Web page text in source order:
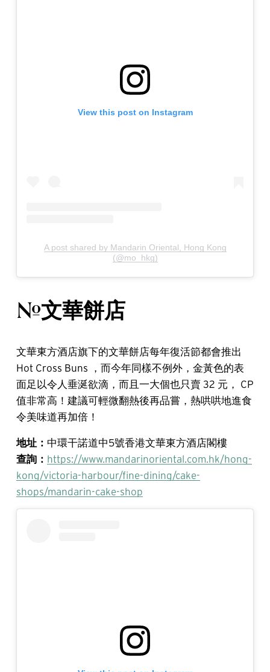
View this post on Instagram
A post shared by Mandarin Oriental, Hong Kong
(@mo_hkg)
#文華餅店
文華東方酒店旗下的文華餅店每年復活節都會推出
Hot Cross Buns ，而今年同樣不例外，金黃色的表
面足以令人垂涎欲滴，而且一大個也只賣 32 元， CP
值非常高！建議可輕微翻熱後再品嘗，熱哄哄地進食
令美味道再加倍！
地址： 中環干諾道中5號香港文華東方酒店閣樓
查詢： https://www.mandarinoriental.com.hk/hong-
kong/victoria-harbour/fine-dining/cake-
shops/mandarin-cake-shop